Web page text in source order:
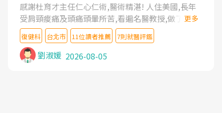
感謝杜育才主任仁心仁術,醫術精湛! 人住美國,長年
受肩頸痠痛及頭痛頭暈所苦,看遍名醫教授,做了各種
檢查,也嘗試過西醫打針,中醫針灸及物理徒手治療都
沒有用,後來連吃到嗎啡類止痛藥都效果有限,只是壓
症狀,沒多久就痛起來,多年失眠嚴重影響生活品質.
台灣親友介紹忠孝醫院杜育才主任是頸頭症候群專
更多
復健科 台北市 11位讀者推薦 7則就醫評鑑
劉淑媛 2026-08-05